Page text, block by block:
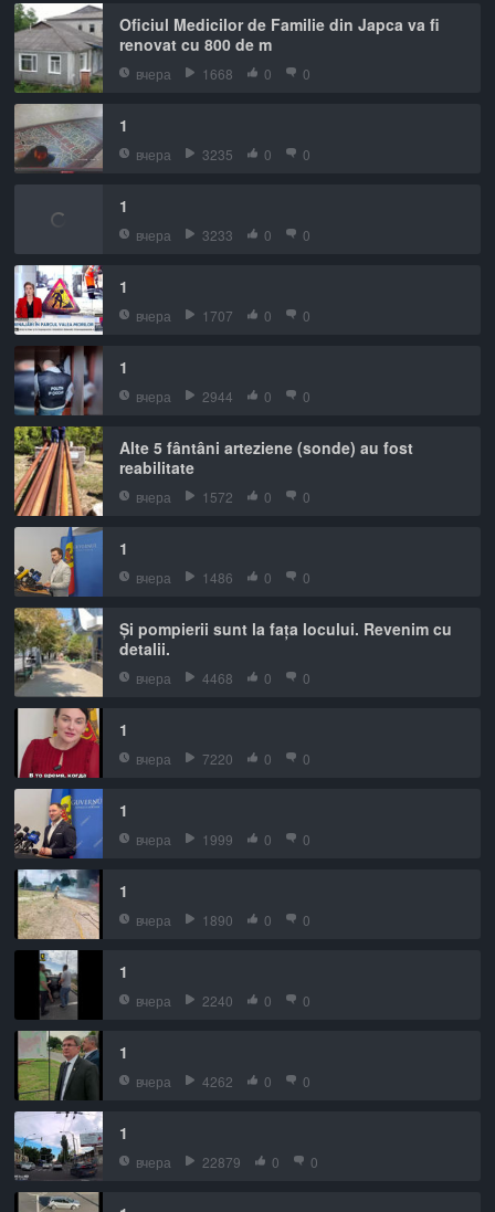
Oficiul Medicilor de Familie din Japca va fi
renovat cu 800 de m
вчера 1668 0 0
1
вчера 3235 0 0
1
вчера 3233 0 0
1
вчера 1707 0 0
1
вчера 2944 0 0
Alte 5 fântâni arteziene (sonde) au fost
reabilitate
вчера 1572 0 0
1
вчера 1486 0 0
Și pompierii sunt la fața locului. Revenim cu
detalii.
вчера 4468 0 0
1
вчера 7220 0 0
1
вчера 1999 0 0
1
вчера 1890 0 0
1
вчера 2240 0 0
1
вчера 4262 0 0
1
вчера 22879 0 0